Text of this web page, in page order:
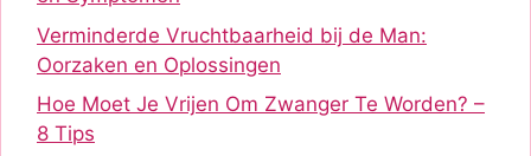
Verminderde Vruchtbaarheid bij de Man:
Oorzaken en Oplossingen
Hoe Moet Je Vrijen Om Zwanger Te Worden? –
8 Tips